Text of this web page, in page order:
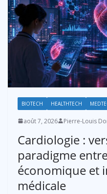
BIOTECH HEALTHTECH
août 7, 2026 Pierre-Louis
Cardiologie :
paradigme
économique et
médicale